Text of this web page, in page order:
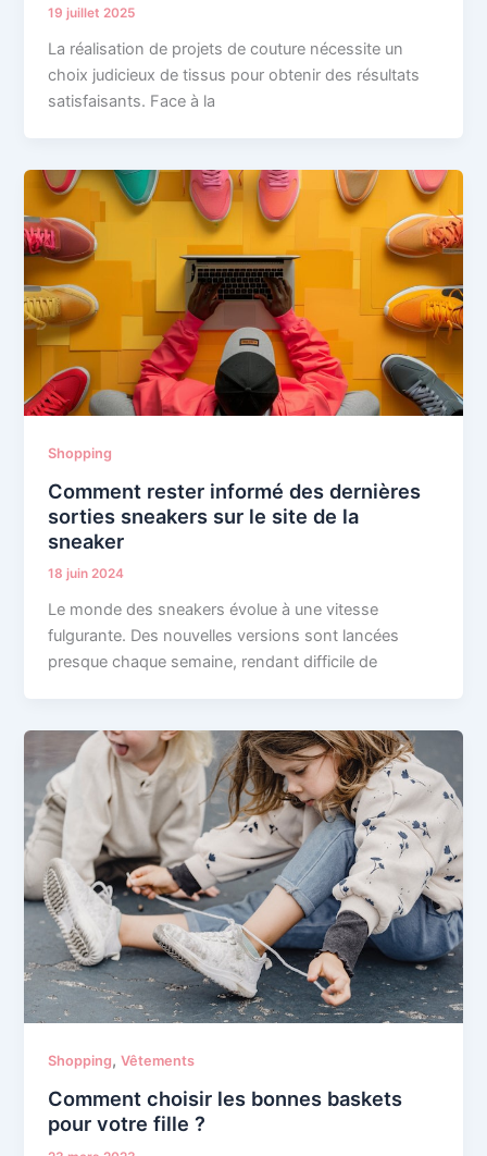
19 juillet 2025
La réalisation de projets de couture nécessite un
choix judicieux de tissus pour obtenir des résultats
satisfaisants. Face à la
Shopping
Comment rester informé des dernières
sorties sneakers sur le site de la
sneaker
18 juin 2024
Le monde des sneakers évolue à une vitesse
fulgurante. Des nouvelles versions sont lancées
presque chaque semaine, rendant difficile de
Shopping,Vêtements
Comment choisir les bonnes baskets
pour votre fille ?